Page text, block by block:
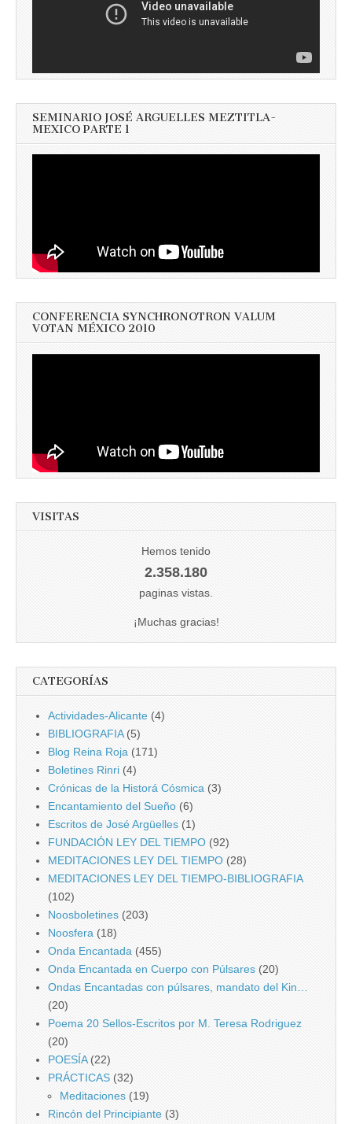
SEMINARIO JOSÉ ARGUELLES MEZTITLA-
MEXICO PARTE 1
CONFERENCIA SYNCHRONOTRON VALUM
VOTAN MÉXICO 2010
VISITAS
Hemos tenido
2.358.180
paginas vistas.
¡Muchas gracias!
CATEGORÍAS
Actividades-Alicante (4)
BIBLIOGRAFIA(5)
Blog Reina Roja (171)
Boletines Rinri (4)
Crónicas de la Historá Cósmica (3)
Encantamiento del Sueño (6)
Escritos de José Argüelles (1)
FUNDACIÓN LEY DEL TIEMPO (92)
MEDITACIONES LEY DEL TIEMPO (28)
MEDITACIONES LEY DEL TIEMPO-BIBLIOGRAFIA
(102)
Noosboletines (203)
Noosfera (18)
Onda Encantada (455)
Onda Encantada en Cuerpo con Púlsares (20)
Ondas Encantadas con púlsares, mandato del Kin…
(20)
Poema 20 Sellos-Escritos por M. Teresa Rodriguez
(20)
POESÍA(22)
PRÁCTICAS (32)
Meditaciones (19)
Rincón del Principiante (3)